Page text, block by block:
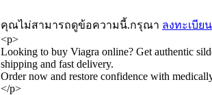
คุณไม่สามารถดูข้อความนี้.กรุณา ลงทะเบียน
<p>
Looking to buy Viagra online? Get authentic
shipping and fast delivery.
Order now and restore confidence with
</p>